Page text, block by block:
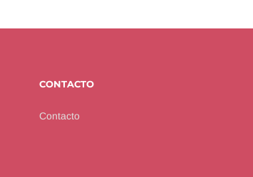
CONTACTO
Contacto